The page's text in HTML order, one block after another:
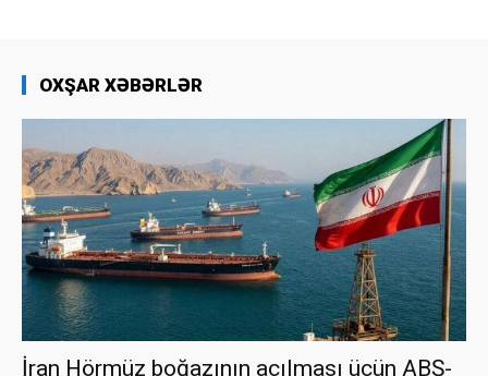
OXŞAR XƏBƏRLƏR
İran Hörmüz boğazının açılması üçün ABŞ-